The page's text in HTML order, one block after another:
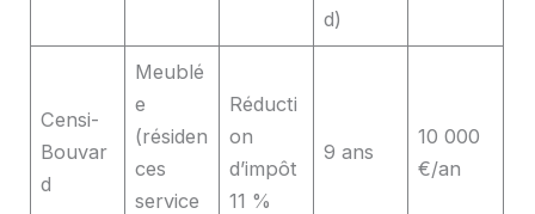
d)
Censi-
Bouvar
d
Meublé
e
(résiden
ces
service
Réducti
on
d’impôt
11 %
9 ans
10 000
€/an